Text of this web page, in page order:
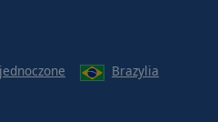
Brazylia